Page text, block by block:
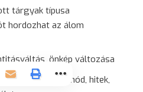
tárgyak típusa
hordozhat az álom
önkép változása
gondolkodásmód, hitek,